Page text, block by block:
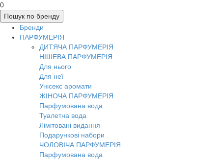
0
Пошук по бренду
Бренди
ПАРФУМЕРІЯ
ДИТЯЧА ПАРФУМЕРІЯ
НІШЕВА ПАРФУМЕРІЯ
Для нього
Для неї
Унісекс аромати
ЖІНОЧА ПАРФУМЕРІЯ
Парфумована вода
Туалетна вода
Лімітовані видання
Подарункові набори
ЧОЛОВІЧА ПАРФУМЕРІЯ
Парфумована вода